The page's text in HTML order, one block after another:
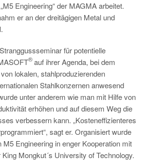
Singapur
Brasilien
Engineering“ der MAGMA arbeitet.
er an der dreitägigen Metal und
für potentielle
®auf ihrer Agenda, bei dem
lokalen, stahlproduzierenden
Stahlkonzernen anwesend
unter anderem wie man mit Hilfe von
erhöhen und auf diesem Weg die
verbessern kann. „Kosteneffizienteres
sagt er. Organisiert wurde
M5 Engineering in enger Kooperation mit
Mongkut´s University of Technology.